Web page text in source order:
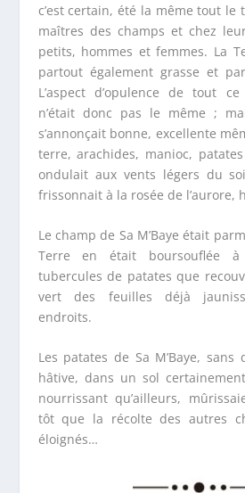
c’est certain, été la même tout le
maîtres des champs et chez
petits, hommes et femmes. La
partout également grasse et
L’aspect d’opulence de tout
n’était donc pas le même ;
s’annonçait bonne, excellente
terre, arachides, manioc,
ondulait aux vents légers du
frissonnait à la rosée de l’aurore,
Le champ de Sa M’Baye était
Terre en était boursouflée
tubercules de patates que
vert des feuilles déjà
endroits.
Les patates de Sa M’Baye, sans
hâtive, dans un sol
nourrissant qu’ailleurs,
tôt que la récolte des autres
éloignés…